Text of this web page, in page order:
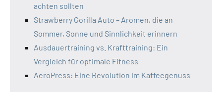
achten sollten
Strawberry Gorilla Auto – Aromen, die an
Sommer, Sonne und Sinnlichkeit erinnern
Ausdauertraining vs. Krafttraining: Ein
Vergleich für optimale Fitness
AeroPress: Eine Revolution im Kaffeegenuss